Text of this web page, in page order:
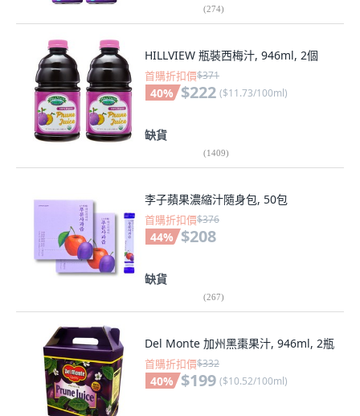
(274)
HILLVIEW 瓶裝西梅汁, 946ml, 2個
首購折扣價$371
40% $222 ($11.73/100ml)
缺貨
(1409)
李子蘋果濃縮汁隨身包, 50包
首購折扣價$376
44% $208
缺貨
(267)
Del Monte 加州黑棗果汁, 946ml, 2瓶
首購折扣價$332
40% $199 ($10.52/100ml)